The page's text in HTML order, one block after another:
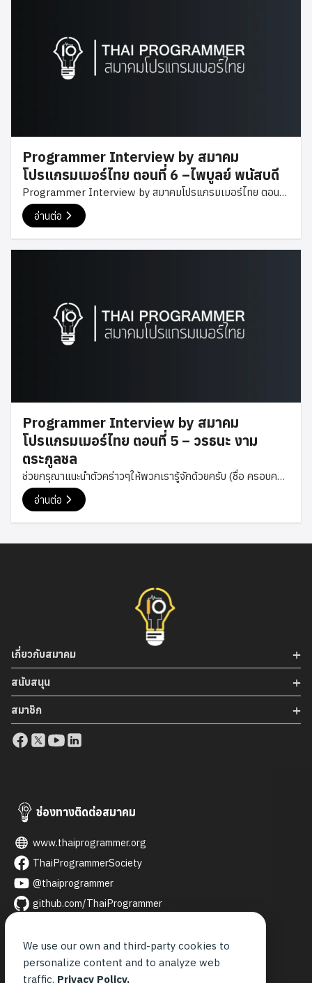
ทดสอบผลิตภัณฑ์ ช่วยดูแลส่วน infrastructure จัดการข้อมูล จน
ไปถึงวิจัยสิ่งใหม่ๆ มาใช้ในทีม มีเว็บไซต์ส่วนตัวเอาไว้เขียนเล่น แล้ว
ก็มาเขียนเรื่องที่เกี่ยวกับโปรแกรมเมอร์ที่บล็อกของสมาคมปรแก
ตรงนั้นควรทำแบบนี้ดีกว่า อะไรแบบนี้ […]
Programmer Interview by สมาคม
โปรแกรมเมอร์ไทย ตอนที่ 6 –ไพบูลย์ พนัสบดี
Programmer Interview by สมาคมโปรแกรมเมอร์ไทย ตอนที่
6 –ไพบูลย์ พนัสบดี – อดีต CTO บริษัททำเกมส์ Levelup Studio
เป็นระยะเวลา 7 ปี ช่วงเวลาสัมภาษณ์ – 22.00 – 23.00 น. วันที่
19 มกราคม 2560 รูปแบบการดำเนินรายการ : ถาม-ตอบ โดย
ทุกเรื่องเกี่ยวกับการพัฒนาเกมส์ – Codeigniter – MongoDB
– Unity3D […]
อ่านต่อ
Programmer Interview by สมาคม
โปรแกรมเมอร์ไทย ตอนที่ 5 – วรธนะ งาม
ตระกูลชล
ช่วยกรุณาแนะนำตัวคร่าวๆให้พวกเรารู้จักด้วยครับ (ชื่อ ครอบครัว
การศึกษา การทำงาน) วรธนะ งามตระกูลชล (เพิร์ธ) ครับ จบ
ปริญญาตรีที่คณะวิศวกรรมศาสตร์ สาขาออกแบบและการผลิตยาน
ยนต์ (ADME) จุฬาลงกรณ์มหาวิทยาลัย ตอนนี้มาต่อปริญญาโท
Master of Data Science ที่ Monash University ครับ เคย
ตัว Designil.com กับอีกหลาย ๆ เพจที่เน้นแชร์ความรู้ตามความ
สนใจครับ เช่น Data Science ชิลชิล ทำไมถึงมีความชอบทางด้าน
โปรแกรมมิ่ง อะไรเป็นจุดเริ่มต้นหรือแรงบันดาลใจ ตอนเด็ก ๆ เลย
เคยสร้างเกมด้วยโปรแกรม RPG Maker 2000 ครับ (ใครรู้จักนี่
น่าจะมีอายุพอสมควร) แล้วพอมาถึงเวอร์ชั่น RPG Maker […]
อ่านต่อ
เกี่ยวกับสมาคม
สนับสนุน
สมาชิก
ช่องทางติดต่อสมาคม
www.thaiprogrammer.org
ThaiProgrammerSociety
@thaiprogrammer
github.com/ThaiProgrammer
thai_programmer
contact@thaiprogrammer.org
We use our own and third-party cookies to
personalize content and to analyze web
traffic. Privacy Policy.